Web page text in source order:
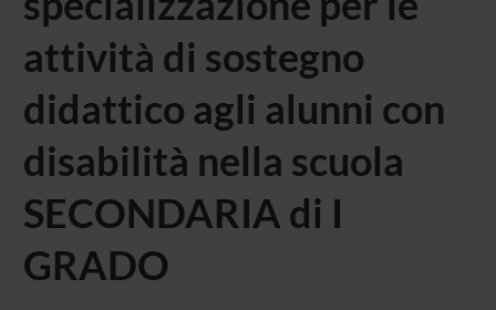
attività di sostegno
didattico agli alunni con
disabilità nella scuola
SECONDARIA di I
GRADO